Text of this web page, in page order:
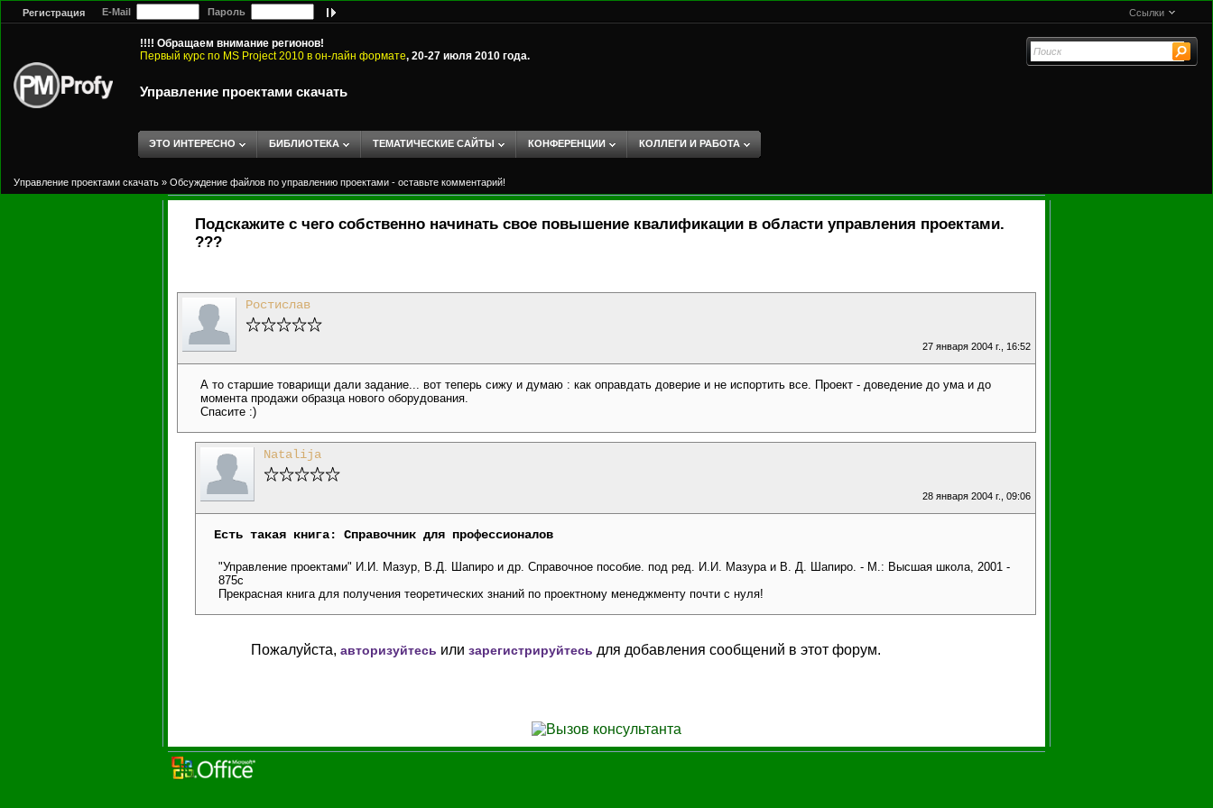
Регистрация E-Mail Пароль Ссылки
!!!! Обращаем внимание регионов!
Первый курс по MS Project 2010 в он-лайн формате, 20-27 июля 2010 года.
Управление проектами скачать
ЭТО ИНТЕРЕСНО БИБЛИОТЕКА ТЕМАТИЧЕСКИЕ САЙТЫ КОНФЕРЕНЦИИ КОЛЛЕГИ И РАБОТА
Управление проектами скачать » Обсуждение файлов по управлению проектами - оставьте комментарий!
Подскажите с чего собственно начинать свое повышение квалификации в области управления проектами.
???
Ростислав
27 января 2004 г., 16:52
А то старшие товарищи дали задание... вот теперь сижу и думаю : как оправдать доверие и не испортить все. Проект - доведение до ума и до
момента продажи образца нового оборудования.
Спасите :)
Natalija
28 января 2004 г., 09:06
Есть такая книга: Справочник для профессионалов
"Управление проектами" И.И. Мазур, В.Д. Шапиро и др. Справочное пособие. под ред. И.И. Мазура и В. Д. Шапиро. - М.: Высшая школа, 2001 -
875с
Прекрасная книга для получения теоретических знаний по проектному менеджменту почти с нуля!
Пожалуйста, авторизуйтесь или зарегистрируйтесь для добавления сообщений в этот форум.